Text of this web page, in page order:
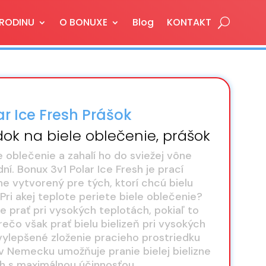
O BONUXE Blog KONTAKT
Ice Fresh Prášok
na biele oblečenie, prášok
a zahalí ho do sviežej vône
Bonux 3v1 Polar Ice Fresh je prací
vytvorený pre tých, ktorí chcú bielu
akej teplote periete biele oblečenie?
prať pri vysokých teplotách, pokiaľ to
však prať bielu bielizeň pri vysokých
zloženie pracieho prostriedku
Nemecku umožňuje pranie bielej bielizne